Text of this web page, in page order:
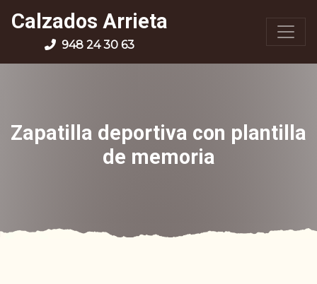
Calzados Arrieta
948 24 30 63
Zapatilla deportiva con plantilla
de memoria